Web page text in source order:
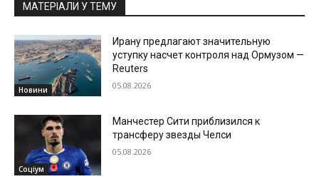
МАТЕРІАЛИ У ТЕМУ
Новини
Ирану предлагают значительную
уступку насчет контроля над Ормузом —
Reuters
05.08.2026
Соціум
Манчестер Сити приблизился к
трансферу звезды Челси
05.08.2026